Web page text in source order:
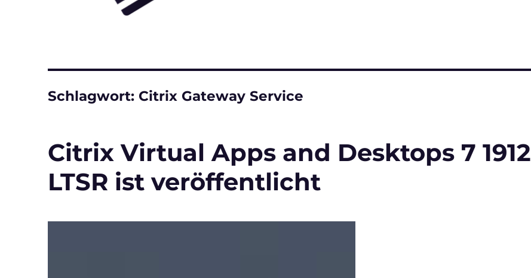
Schlagwort: Citrix Gateway Service
Citrix Virtual Apps and Desktops 7 1912
LTSR ist veröffentlicht